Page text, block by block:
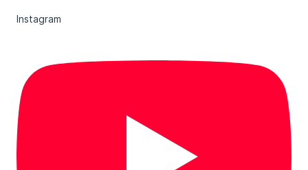
Instagram